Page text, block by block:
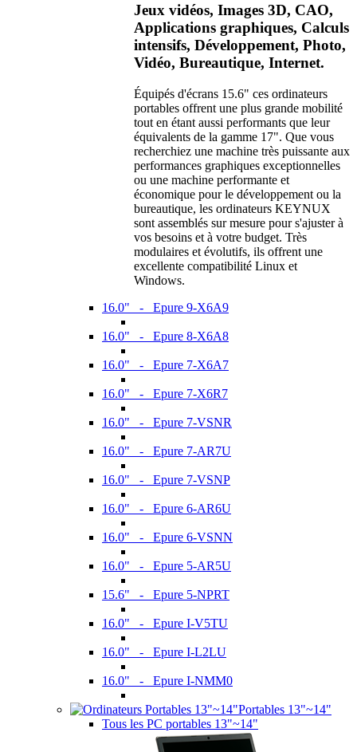
Jeux vidéos, Images 3D, CAO,
Applications graphiques, Calculs
intensifs, Développement, Photo,
Vidéo, Bureautique, Internet.
Équipés d'écrans 15.6" ces ordinateurs
portables offrent une plus grande mobilité
tout en étant aussi performants que leur
équivalents de la gamme 17". Que vous
recherchiez une machine très puissante aux
performances graphiques exceptionnelles
ou une machine performante et
économique pour le développement ou la
bureautique, les ordinateurs KEYNUX
sont assemblés sur mesure pour s'ajuster à
vos besoins et à votre budget. Très
modulaires et évolutifs, ils offrent une
excellente compatibilité Linux et
Windows.
16.0" - Epure 9-X6A9
16.0" - Epure 8-X6A8
16.0" - Epure 7-X6A7
16.0" - Epure 7-X6R7
16.0" - Epure 7-VSNR
16.0" - Epure 7-AR7U
16.0" - Epure 7-VSNP
16.0" - Epure 6-AR6U
16.0" - Epure 6-VSNN
16.0" - Epure 5-AR5U
15.6" - Epure 5-NPRT
16.0" - Epure I-V5TU
16.0" - Epure I-L2LU
16.0" - Epure I-NMM0
Portables 13"~14"
Tous les PC portables 13"~14"